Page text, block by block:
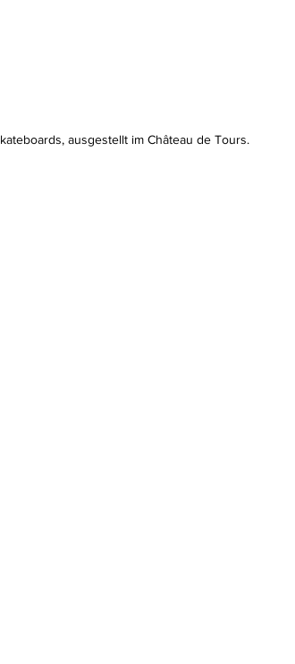
ausgestellt im Château de Tours.